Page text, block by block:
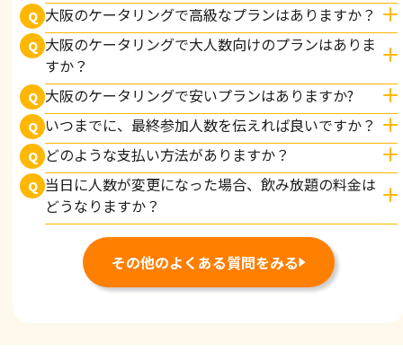
Q 大阪のケータリングで高級なプランはありますか？
Q 大阪のケータリングで大人数向けのプランはありま
すか？
Q 大阪のケータリングで安いプランはありますか?
Q いつまでに、最終参加人数を伝えれば良いですか？
Q どのような支払い方法がありますか？
Q 当日に人数が変更になった場合、飲み放題の料金は
どうなりますか？
その他のよくある質問をみる